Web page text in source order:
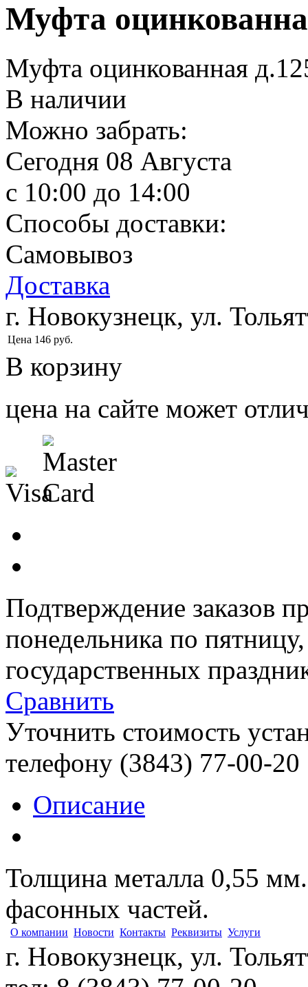
Муфта
Муфта оцинкованная
В наличии
Можно забрать:
Сегодня 08 Августа
c 10:00 до 14:00
Способы доставки:
Самовывоз
Доставка
г. Новокузнецк, ул.
Цена 146 руб.
В корзину
цена на сайте может
Подтверждение заказов
понедельника по
государственных
Сравнить
Уточнить стоимость
телефону (3843) 77-00-20
Описание
Толщина металла 0,55
фасонных частей.
О компании Новости Контакты Реквизиты Услуги
г. Новокузнецк, ул.